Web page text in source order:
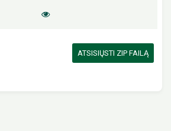
ATSISIŲSTI ZIP FAILĄ